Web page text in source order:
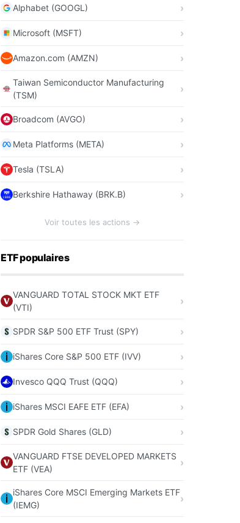
Alphabet (GOOGL)
Microsoft (MSFT)
Amazon.com (AMZN)
Taiwan Semiconductor Manufacturing
(TSM)
Broadcom (AVGO)
Meta Platforms (META)
Tesla (TSLA)
Berkshire Hathaway (BRK.B)
Voir toutes les actions →
ETF populaires
VANGUARD TOTAL STOCK MKT ETF
(VTI)
SPDR S&P 500 ETF Trust (SPY)
iShares Core S&P 500 ETF (IVV)
Invesco QQQ Trust (QQQ)
iShares MSCI EAFE ETF (EFA)
SPDR Gold Shares (GLD)
VANGUARD FTSE DEVELOPED MARKETS
ETF (VEA)
iShares Core MSCI Emerging Markets ETF
(IEMG)